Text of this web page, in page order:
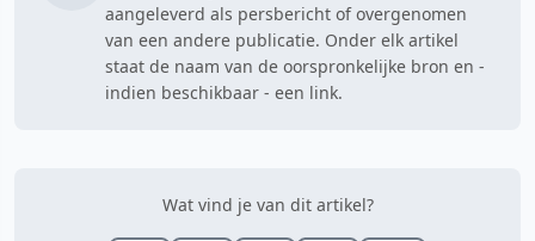
aangeleverd als persbericht of overgenomen
van een andere publicatie. Onder elk artikel
staat de naam van de oorspronkelijke bron en -
indien beschikbaar - een link.
Wat vind je van dit artikel?